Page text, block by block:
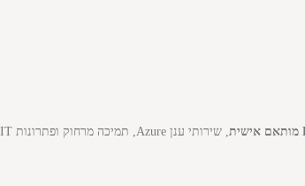
, שירותי ענן Azure, תמיכה מרחוק ופתרונות IT מתקדמים.